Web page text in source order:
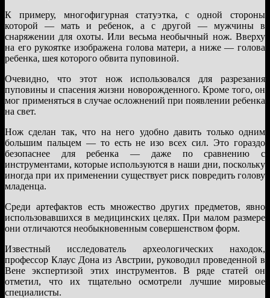
К примеру, многофигурная статуэтка, с одной стороны
которой — мать и ребенок, а с другой — мужчины в
снаряжении для охоты. Или весьма необычный нож. Вверху
на его рукоятке изображена голова матери, а ниже — голова
ребенка, шея которого обвита пуповиной.
Очевидно, что этот нож использовался для разрезания
пуповины и спасения жизни новорожденного. Кроме того, он
мог применяться в случае осложнений при появлении ребенка
на свет.
Нож сделан так, что на него удобно давить только одним
большим пальцем — то есть не изо всех сил. Это гораздо
безопаснее для ребенка — даже по сравнению с
инструментами, которые используются в наши дни, поскольку
иногда при их применении существует риск повредить голову
младенца.
Среди артефактов есть множество других предметов, явно
использовавшихся в медицинских целях. При малом размере
они отличаются необыкновенным совершенством форм.
Известный исследователь археологических находок,
профессор Клаус Дона из Австрии, руководил проведенной в
Вене экспертизой этих инструментов. В ряде статей он
отметил, что их тщательно осмотрели лучшие мировые
специалисты.